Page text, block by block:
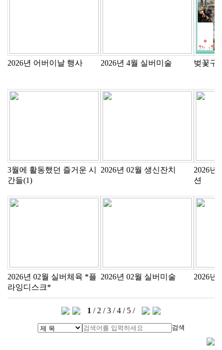
2026년 어버이날 행사 2026년 4월 실버미술 벚꽃구
3월에 활동했던 즐거운 시
간들(1)
2026년 02월 생신잔치
2026년
션
2026년 02월 실버체육 *플
라잉디스크*
2026년 02월 실버미술 2026년
1 / 2 /3 /4 / 5 /
검색